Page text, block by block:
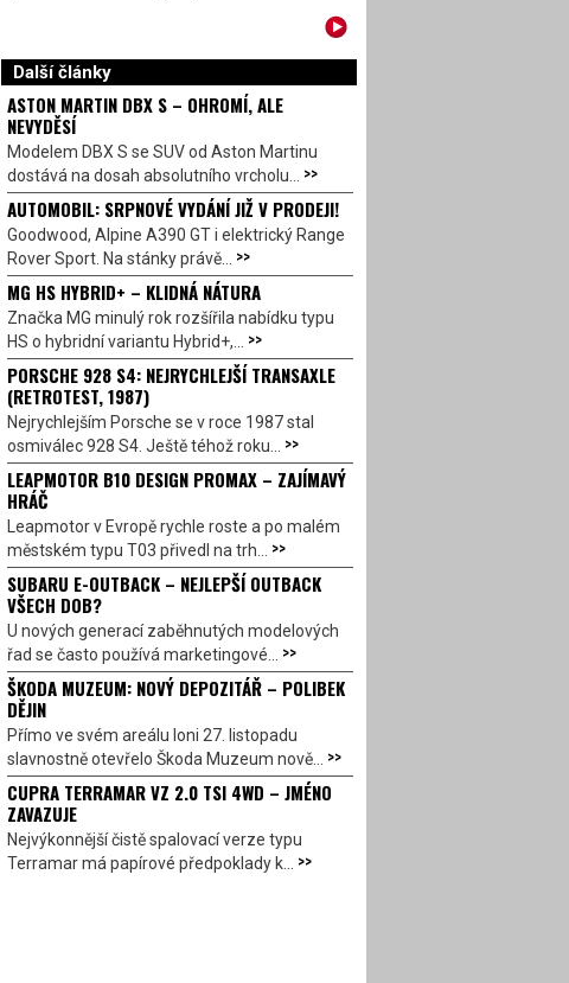
Další články
ASTON MARTIN DBX S – OHROMÍ, ALE
NEVYDĚSÍ
Modelem DBX S se SUV od Aston Martinu
dostává na dosah absolutního vrcholu... >>
AUTOMOBIL: SRPNOVÉ VYDÁNÍ JIŽ V PRODEJI!
Goodwood, Alpine A390 GT i elektrický Range
Rover Sport. Na stánky právě... >>
MG HS HYBRID+ – KLIDNÁ NÁTURA
Značka MG minulý rok rozšířila nabídku typu
HS o hybridní variantu Hybrid+,... >>
PORSCHE 928 S4: NEJRYCHLEJŠÍ TRANSAXLE
(RETROTEST, 1987)
Nejrychlejším Porsche se v roce 1987 stal
osmiválec 928 S4. Ještě téhož roku... >>
LEAPMOTOR B10 DESIGN PROMAX – ZAJÍMAVÝ
HRÁČ
Leapmotor v Evropě rychle roste a po malém
městském typu T03 přivedl na trh... >>
SUBARU E-OUTBACK – NEJLEPŠÍ OUTBACK
VŠECH DOB?
U nových generací zaběhnutých modelových
řad se často používá marketingové... >>
ŠKODA MUZEUM: NOVÝ DEPOZITÁŘ – POLIBEK
DĚJIN
Přímo ve svém areálu loni 27. listopadu
slavnostně otevřelo Škoda Muzeum nově... >>
CUPRA TERRAMAR VZ 2.0 TSI 4WD – JMÉNO
ZAVAZUJE
Nejvýkonnější čistě spalovací verze typu
Terramar má papírové předpoklady k... >>